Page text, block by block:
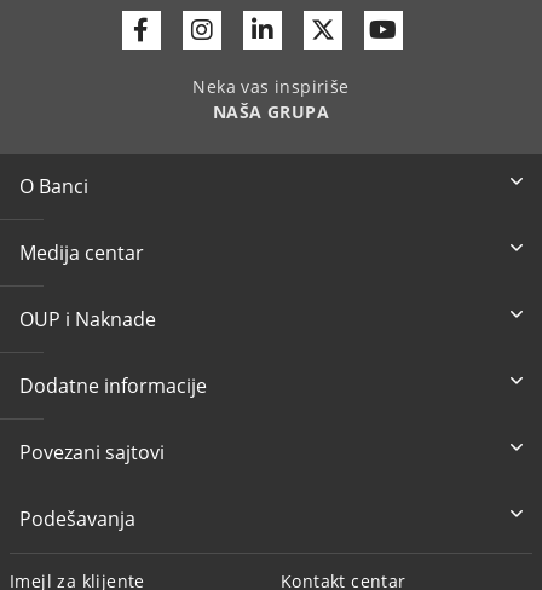
FacebookInstagram
LinkedinTwitter
Neka vas inspiriše
NAŠA GRUPA
O Banci
Medija centar
OUP i Naknade
Dodatne informacije
Povezani sajtovi
Podešavanja
Imejl za klijente Kontakt centar